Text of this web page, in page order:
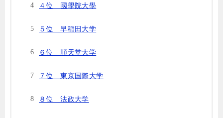
４位 國學院大學
５位 早稲田大学
６位 順天堂大学
７位 東京国際大学
８位 法政大学